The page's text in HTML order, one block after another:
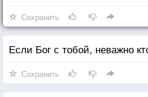
Сохранить
Если Бог с тобой, неважно
Сохранить